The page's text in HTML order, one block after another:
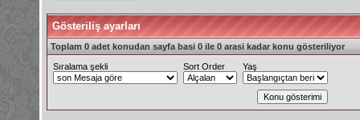
Gösteriliş ayarları
Toplam 0 adet konudan sayfa basi 0 ile 0 arasi kadar konu gösteriliyor
Sıralama şekli Sort Order Yaş